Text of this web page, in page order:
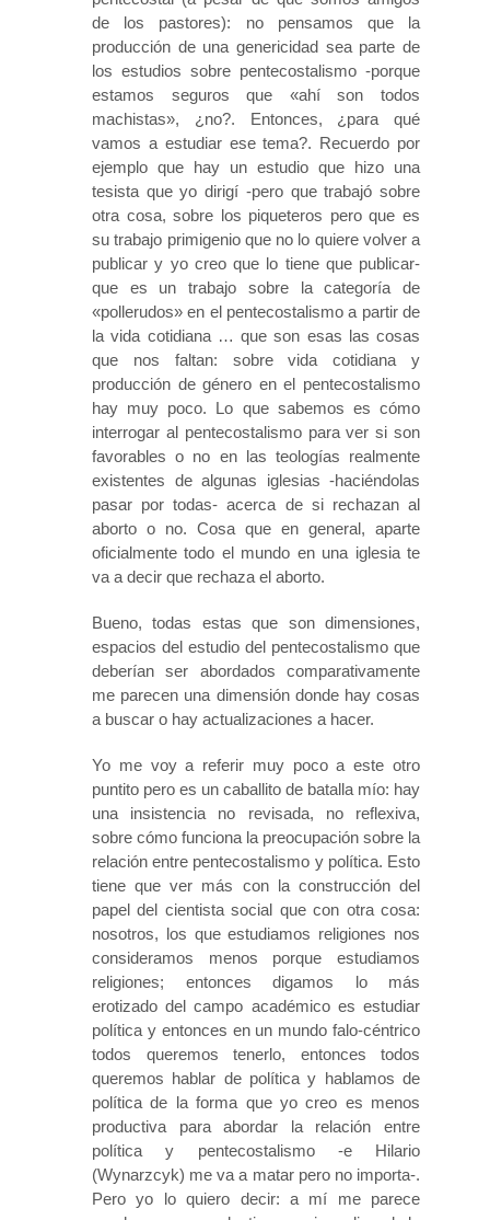
de los pastores): no pensamos que la
producción de una genericidad sea parte de
los estudios sobre pentecostalismo -porque
estamos seguros que «ahí son todos
machistas», ¿no?. Entonces, ¿para qué
vamos a estudiar ese tema?. Recuerdo por
ejemplo que hay un estudio que hizo una
tesista que yo dirigí -pero que trabajó sobre
otra cosa, sobre los piqueteros pero que es
su trabajo primigenio que no lo quiere volver a
publicar y yo creo que lo tiene que publicar-
que es un trabajo sobre la categoría de
«pollerudos» en el pentecostalismo a partir de
la vida cotidiana … que son esas las cosas
que nos faltan: sobre vida cotidiana y
producción de género en el pentecostalismo
hay muy poco. Lo que sabemos es cómo
interrogar al pentecostalismo para ver si son
favorables o no en las teologías realmente
existentes de algunas iglesias -haciéndolas
pasar por todas- acerca de si rechazan al
aborto o no. Cosa que en general, aparte
oficialmente todo el mundo en una iglesia te
va a decir que rechaza el aborto.
Bueno, todas estas que son dimensiones,
espacios del estudio del pentecostalismo que
deberían ser abordados comparativamente
me parecen una dimensión donde hay cosas
a buscar o hay actualizaciones a hacer.
Yo me voy a referir muy poco a este otro
puntito pero es un caballito de batalla mío: hay
una insistencia no revisada, no reflexiva,
sobre cómo funciona la preocupación sobre la
relación entre pentecostalismo y política. Esto
tiene que ver más con la construcción del
papel del cientista social que con otra cosa:
nosotros, los que estudiamos religiones nos
consideramos menos porque estudiamos
religiones; entonces digamos lo más
erotizado del campo académico es estudiar
política y entonces en un mundo falo-céntrico
todos queremos tenerlo, entonces todos
queremos hablar de política y hablamos de
política de la forma que yo creo es menos
productiva para abordar la relación entre
política y pentecostalismo -e Hilario
(Wynarzcyk) me va a matar pero no importa-.
Pero yo lo quiero decir: a mí me parece